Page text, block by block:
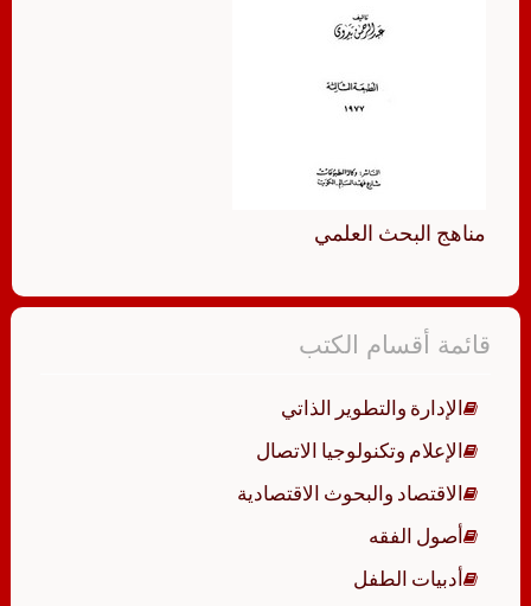
مناهج البحث العلمي
قائمة أقسام الكتب
الإدارة والتطوير الذاتي
الإعلام وتكنولوجيا الاتصال
الاقتصاد والبحوث الاقتصادية
أصول الفقه
أدبيات الطفل